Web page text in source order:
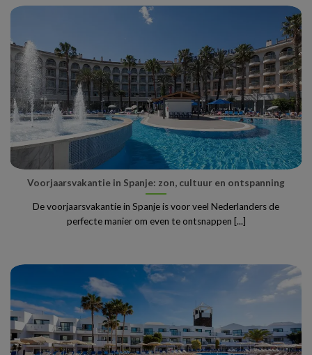
Voorjaarsvakantie in Spanje: zon, cultuur en ontspanning
De voorjaarsvakantie in Spanje is voor veel Nederlanders de
perfecte manier om even te ontsnappen [...]